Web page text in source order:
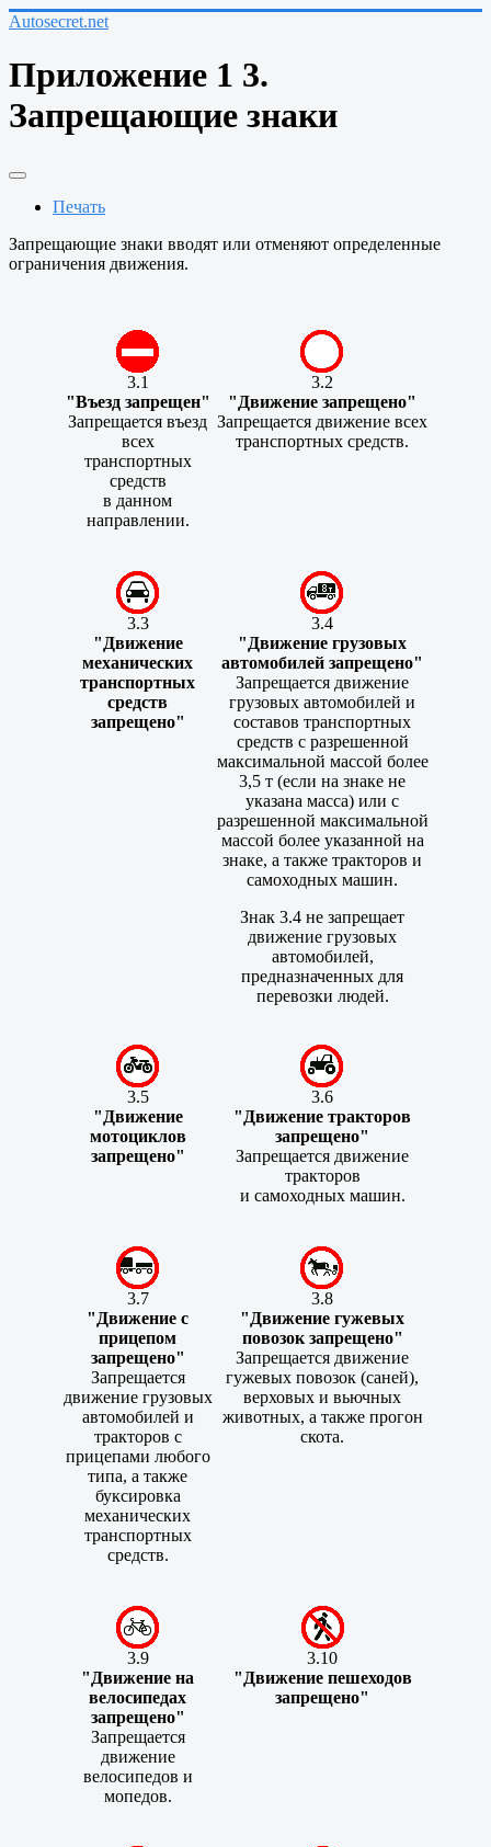
Autosecret.net
Приложение 1 3.
Запрещающие знаки
Печать
Запрещающие знаки вводят или отменяют определенные
ограничения движения.
3.1
3.2
"Въезд запрещен"
Запрещается въезд
всех
транспортных
средств
в данном
направлении.
"Движение запрещено"
Запрещается движение всех
транспортных средств.
3.3
3.4
"Движение
механических
транспортных
средств
запрещено"
"Движение грузовых
автомобилей запрещено"
Запрещается движение
грузовых автомобилей и
составов транспортных
средств с разрешенной
максимальной массой более
3,5 т (если на знаке не
указана масса) или с
разрешенной максимальной
массой более указанной на
знаке, а также тракторов и
самоходных машин.
Знак 3.4 не запрещает
движение грузовых
автомобилей,
предназначенных для
перевозки людей.
3.5
3.6
"Движение
мотоциклов
запрещено"
"Движение тракторов
запрещено"
Запрещается движение
тракторов
и самоходных машин.
3.7
3.8
"Движение с
прицепом
запрещено"
Запрещается
движение грузовых
автомобилей и
тракторов с
прицепами любого
типа, а также
буксировка
механических
транспортных
средств.
"Движение гужевых
повозок запрещено"
Запрещается движение
гужевых повозок (саней),
верховых и вьючных
животных, а также прогон
скота.
3.9
3.10
"Движение на
велосипедах
запрещено"
Запрещается
движение
велосипедов и
мопедов.
"Движение пешеходов
запрещено"